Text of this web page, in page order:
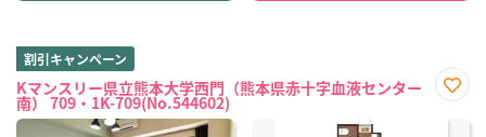
割引キャンペーン
Kマンスリー県立熊本大学西門（熊本県赤十字血液センター
南） 709・1K-709(No.544602)
に入